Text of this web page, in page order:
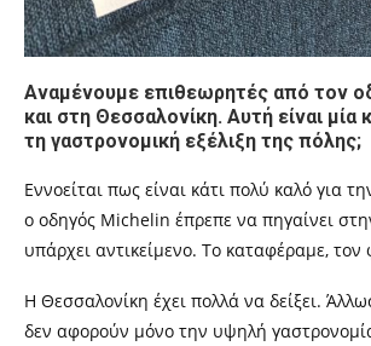
Αναμένουμε επιθεωρητές από τον
και στη Θεσσαλονίκη. Αυτή είναι μία
τη γαστρονομική εξέλιξη της πόλης;
Εννοείται πως είναι κάτι πολύ καλό για
ο οδηγός Michelin έπρεπε να πηγαίνει
υπάρχει αντικείμενο. Το καταφέραμε, τον
Η Θεσσαλονίκη έχει πολλά να δείξει.
δεν αφορούν μόνο την υψηλή